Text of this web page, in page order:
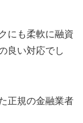
にも柔軟に融資
良い対応でし
正規の金融業者